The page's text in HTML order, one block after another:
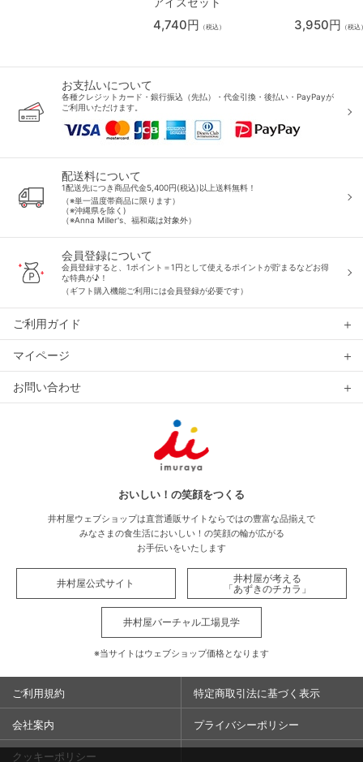
4,740円 （税込） 3,950円 （税込
お支払いについて
各種クレジットカード・銀行振込（先払）・代金引換・後払い・PayPayが
ご利用いただけます。
配送料について
1配送先につき商品代金5,400円(税込)以上送料無料！
（※単一温度帯商品に限ります）
（※沖縄県を除く)
（※Anna Miller's、福和蔵は対象外）
会員登録について
会員登録すると、1ポイント＝1円として使えるポイントが貯まるなどお得
な特典が♪！
（ギフト購入機能ご利用には会員登録が必要です）
ご利用ガイド
マイページ
お問い合わせ
おいしい！の笑顔をつくる
井村屋ウェブショップは直営通販サイトならではの豊富な品揃えで
みなさまの食生活においしい！の笑顔の輪が広がる
お手伝いをいたします
井村屋公式サイト
井村屋が考える
「あずきのチカラ」
井村屋バーチャル工場見学
※当サイトはウェブショップ価格となります
ご利用規約 特定商取引法に基づく表示
会社案内 プライバシーポリシー
クッキーポリシー